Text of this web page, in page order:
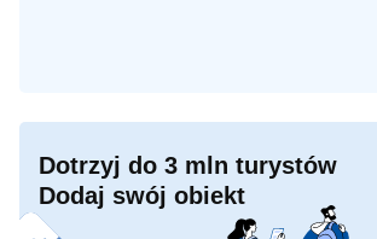
Dotrzyj do 3 mln turystów
Dodaj swój obiekt